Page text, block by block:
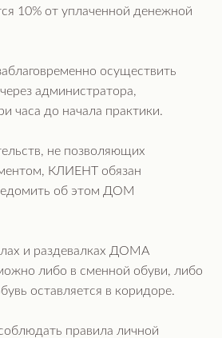
10% от уплаченной денежной
осуществить
администратора,
часа до начала практики.
не позволяющих
КЛИЕНТ обязан
об этом ДОМ
и раздевалках ДОМА
либо в сменной обуви, либо
оставляется в коридоре.
правила личной